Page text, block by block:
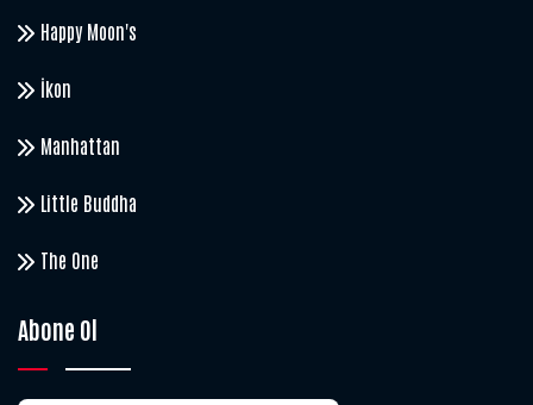
Happy Moon's
İkon
Manhattan
Little Buddha
The One
Abone Ol